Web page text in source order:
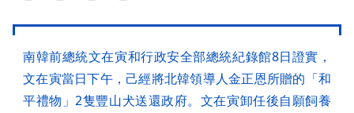
南韓前總統文在寅和行政安全部總統紀錄館8日證實，
文在寅當日下午，己經將北韓領導人金正恩所贈的「和
平禮物」2隻豐山犬送還政府。文在寅卸任後自願飼養